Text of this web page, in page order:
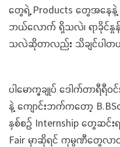
တွေရဲ့ Products တွေအန
ဘယ်လောက် ရှိသလဲ၊ ရာခိုင်နှု
သလဲဆိုတာလည်း သိချင်ပါတ
ပါမောက္ခချုပ် ဒေါက်တာ
နဲ့ ကျောင်းဘက်ကတော့
နှစ်စဉ် Internship တွေဆင်
Fair မှာဆိုရင် ကုမ္ပဏီတွေလ